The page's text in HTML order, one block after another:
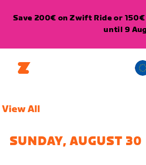
Save 200€ on Zwift Ride or 150€
until 9
View All
SUNDAY, AUGUST 30